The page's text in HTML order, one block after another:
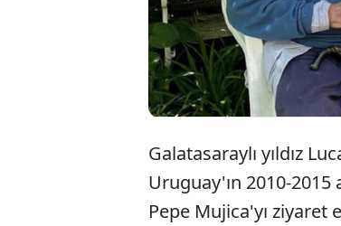
Galatasaraylı yıldız
Uruguay'ın 2010-2015
Pepe Mujica'yı ziyaret